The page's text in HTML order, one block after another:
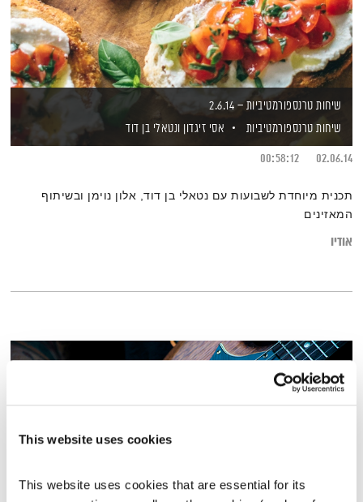
This website uses cookies
This website uses cookies that are essential for its
שיחות טרנספורמטיביות – 2.6.14
שיחות טרנספורמטיביות
אסי זיגדון ונטאלי בן דוד
02.06.14
00:58:12
תכנית מיוחדת לשבועות עם נטאלי בן דוד, אלון נוימן ובשיתוף
המאזינים
אודיו